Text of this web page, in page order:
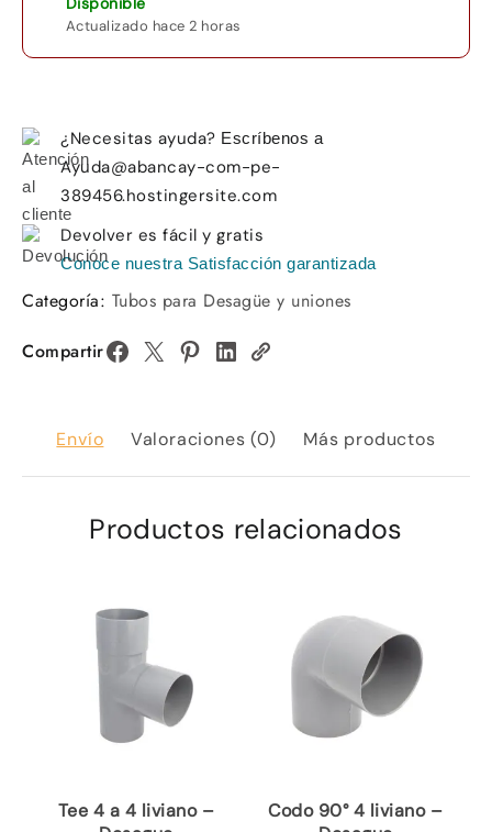
Actualizado hace 2 horas
¿Necesitas ayuda? Escríbenos a
Ayuda@abancay-com-pe-
389456.hostingersite.com
Devolver es fácil y gratis
Conoce nuestra Satisfacción garantizada
Categoría: Tubos para Desagüe y uniones
Compartir
Envío Valoraciones (0) Más productos
Productos relacionados
Tee 4 a 4 liviano –
Codo 90° 4 liviano –